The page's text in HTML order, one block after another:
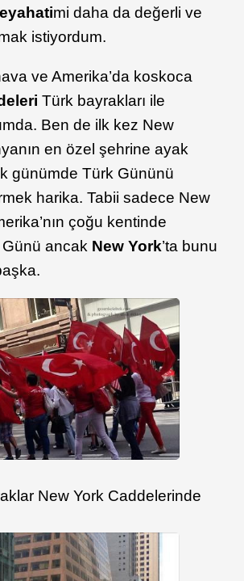
mi daha da değerli ve
istiyordum.
ve Amerika’da koskoca
Türk bayrakları ile
Ben de ilk kez New
en özel şehrine ayak
günümde Türk Gününü
harika. Tabii sadece New
çoğu kentinde
Günü ancak New York’ta bunu
New York Caddelerinde